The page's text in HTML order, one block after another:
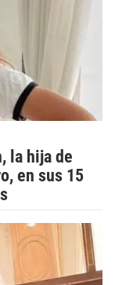
la hija de
en sus 15